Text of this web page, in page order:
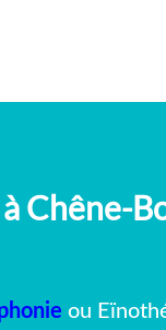
Chêne-
ou